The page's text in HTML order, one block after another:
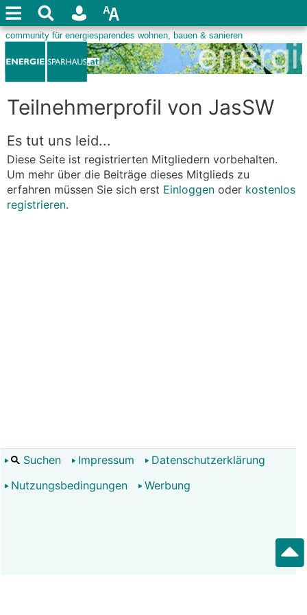
Teilnehmerprofil von JasSW
Es tut uns leid...
Diese Seite ist registrierten Mitgliedern vorbehalten.
Um mehr über die Beiträge dieses Mitglieds zu
erfahren müssen Sie sich erst Einloggen oder kostenlos
registrieren.
Suchen Impressum
Datenschutzerklärung
Nutzungsbedingungen
Werbung